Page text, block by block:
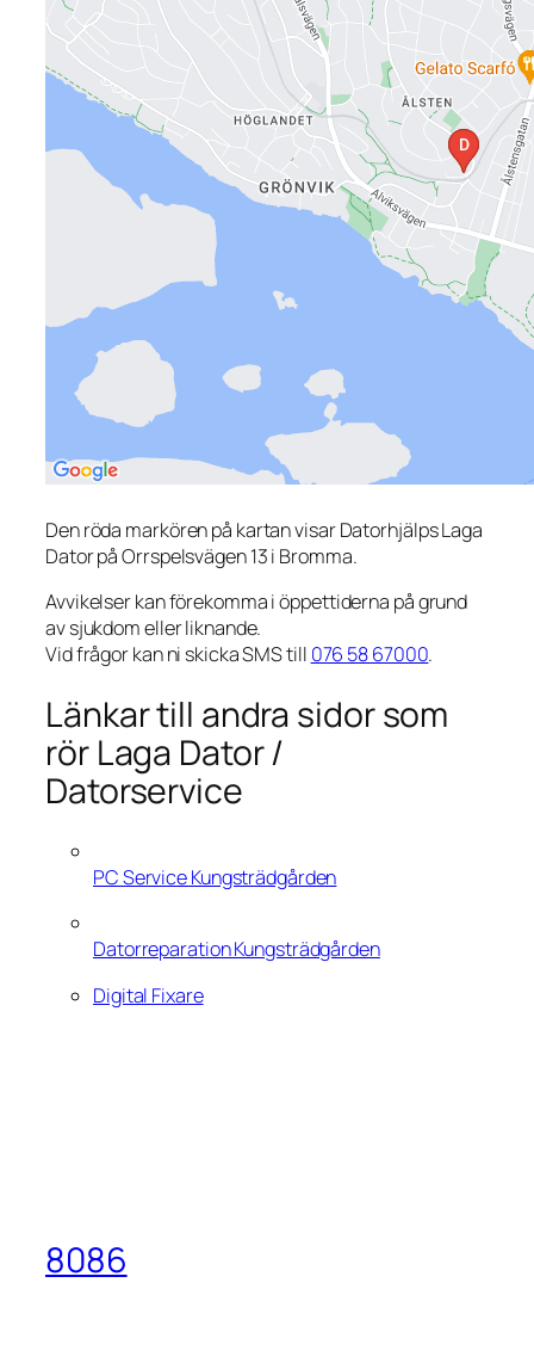
Den röda markören på kartan visar Datorhjälps Laga
Dator på Orrspelsvägen 13 i Bromma.
Avvikelser kan förekomma i öppettiderna på grund
av sjukdom eller liknande.
Vid frågor kan ni skicka SMS till 076 58 67000.
Länkar till andra sidor som
rör Laga Dator /
Datorservice
PC Service Kungsträdgården
Datorreparation Kungsträdgården
Digital Fixare
8086